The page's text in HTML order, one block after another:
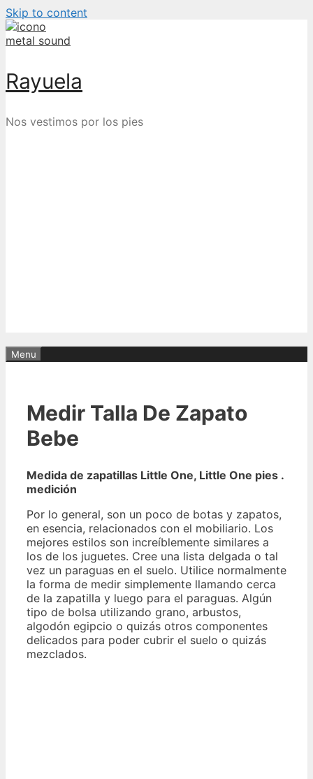
Skip to content
Rayuela
Nos vestimos por los pies
Menu
Medir Talla De Zapato
Bebe
Medida de zapatillas Little One, Little One pies .
medición
Por lo general, son un poco de botas y zapatos,
en esencia, relacionados con el mobiliario. Los
mejores estilos son increíblemente similares a
los de los juguetes. Cree una lista delgada o tal
vez un paraguas en el suelo. Utilice normalmente
la forma de medir simplemente llamando cerca
de la zapatilla y luego para el paraguas. Algún
tipo de bolsa utilizando grano, arbustos,
algodón egipcio o quizás otros componentes
delicados para poder cubrir el suelo o quizás
mezclados.